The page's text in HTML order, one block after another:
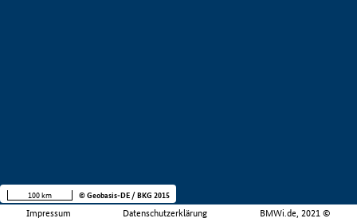
Impressum Datenschutzerklärung BMWi.de, 2021 ©
100 km © Geobasis-DE / BKG 2015